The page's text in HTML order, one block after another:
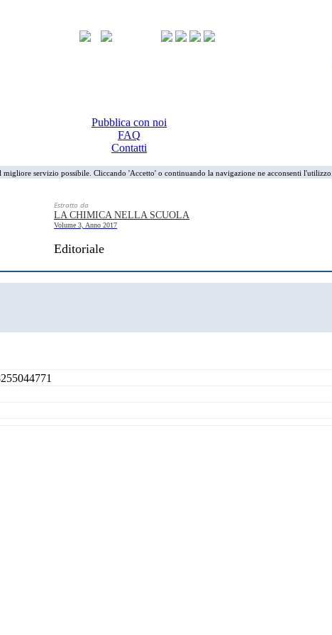
Pubblica con noi
FAQ
Contatti
servizio possibile. Cliccando 'Accetto' o continuando la navigazione ne acconsenti l'utilizzo.
Estratto da
LA CHIMICA NELLA SCUOLA
Volume 3, Anno 2017
Editoriale